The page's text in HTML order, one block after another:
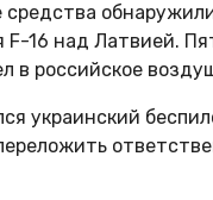
16 над Латвией.
в российское
украинский